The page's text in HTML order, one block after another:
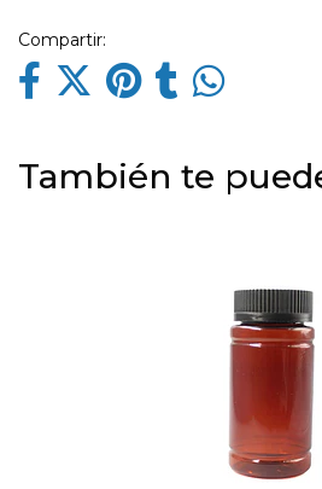
Compartir:
También te